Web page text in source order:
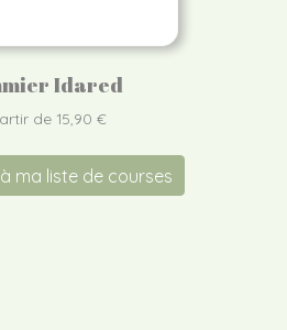
Idared
de 15,90 €
ma liste de courses